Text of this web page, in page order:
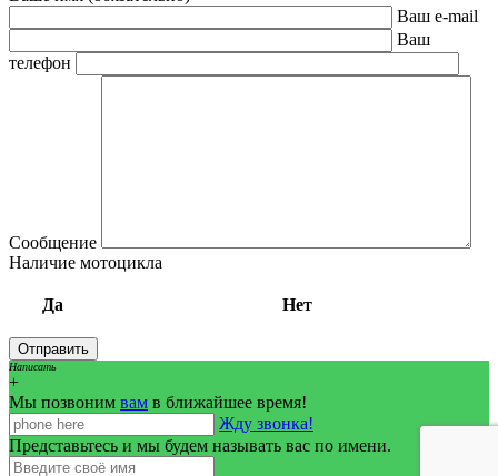
Ваш e-mail
Ваш
телефон
Сообщение
Наличие мотоцикла
Да Нет
Написать
+
Мы позвоним вам в ближайшее время!
Жду звонка!
Представьтесь и мы будем называть вас по имени.